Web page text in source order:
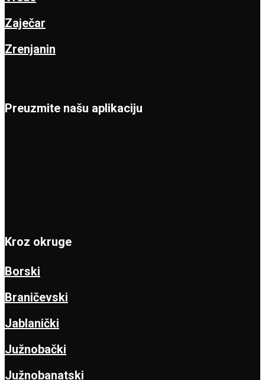
Zaječar
Zrenjanin
Preuzmite našu aplikaciju
Kroz okruge
Borski
Braničevski
Jablanički
Južnobački
Južnobanatski